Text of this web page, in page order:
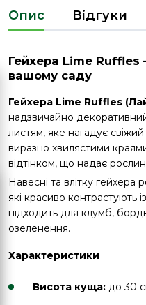
Опис Відгуки
Гейхера Lime
вашому саду
Гейхера Lime Ruffles
надзвичайно
листям, яке нагадує
виразно хвилястими
відтінком, що надає
Навесні та влітку гейхера
які красиво контрастують
підходить для клумб,
озеленення.
Характеристики
Висота куща: до 30